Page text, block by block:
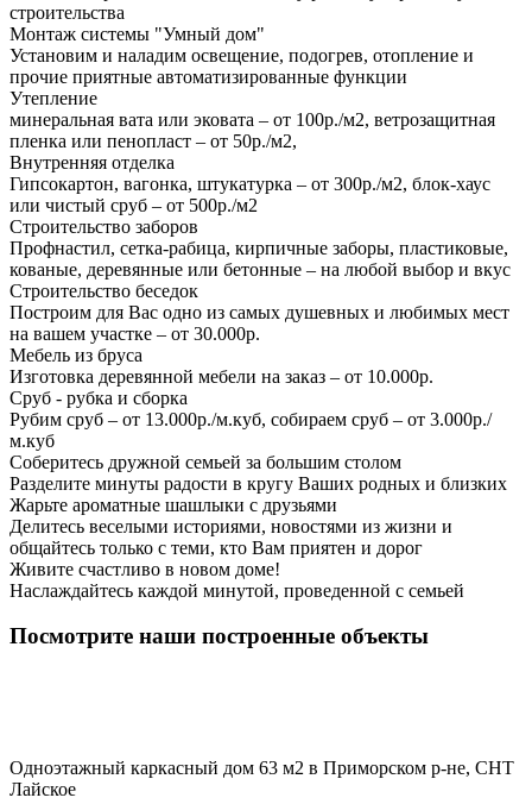
строительства
Монтаж системы "Умный дом"
Установим и наладим освещение, подогрев, отопление и
прочие приятные автоматизированные функции
Утепление
минеральная вата или эковата – от 100р./м2, ветрозащитная
пленка или пенопласт – от 50р./м2,
Внутренняя отделка
Гипсокартон, вагонка, штукатурка – от 300р./м2, блок-хаус
или чистый сруб – от 500р./м2
Строительство заборов
Профнастил, сетка-рабица, кирпичные заборы, пластиковые,
кованые, деревянные или бетонные – на любой выбор и вкус
Строительство беседок
Построим для Вас одно из самых душевных и любимых мест
на вашем участке – от 30.000р.
Мебель из бруса
Изготовка деревянной мебели на заказ – от 10.000р.
Сруб - рубка и сборка
Рубим сруб – от 13.000р./м.куб, собираем сруб – от 3.000р./
м.куб
Соберитесь дружной семьей за большим столом
Разделите минуты радости в кругу Ваших родных и близких
Жарьте ароматные шашлыки с друзьями
Делитесь веселыми историями, новостями из жизни и
общайтесь только с теми, кто Вам приятен и дорог
Живите счастливо в новом доме!
Наслаждайтесь каждой минутой, проведенной с семьей
Посмотрите наши построенные объекты
Одноэтажный каркасный дом 63 м2 в Приморском р-не, СНТ
Лайское